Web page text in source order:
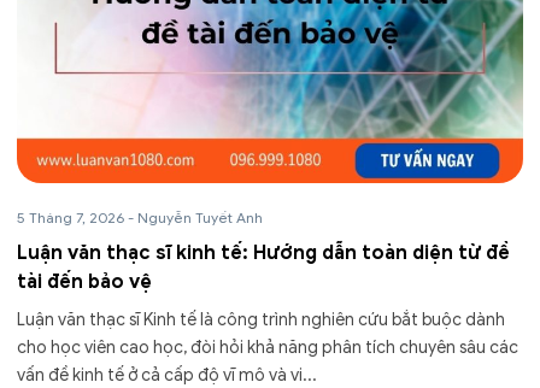
5 Tháng 7, 2026 - Nguyễn Tuyết Anh
Luận văn thạc sĩ kinh tế: Hướng dẫn toàn diện từ đề
tài đến bảo vệ
Luận văn thạc sĩ Kinh tế là công trình nghiên cứu bắt buộc dành
cho học viên cao học, đòi hỏi khả năng phân tích chuyên sâu các
vấn đề kinh tế ở cả cấp độ vĩ mô và vi...